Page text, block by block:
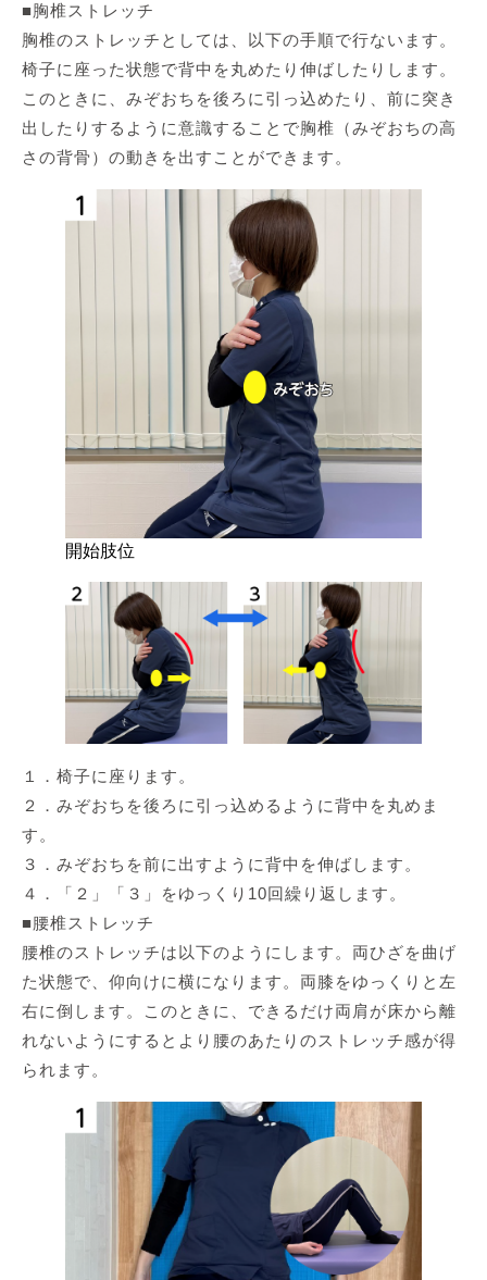
■胸椎ストレッチ
胸椎のストレッチとしては、以下の手順で行ないます。
椅子に座った状態で背中を丸めたり伸ばしたりします。
このときに、みぞおちを後ろに引っ込めたり、前に突き
出したりするように意識することで胸椎（みぞおちの高
さの背骨）の動きを出すことができます。
開始肢位
１．椅子に座ります。
２．みぞおちを後ろに引っ込めるように背中を丸めま
す。
３．みぞおちを前に出すように背中を伸ばします。
４．「２」「３」をゆっくり10回繰り返します。
■腰椎ストレッチ
腰椎のストレッチは以下のようにします。両ひざを曲げ
た状態で、仰向けに横になります。両膝をゆっくりと左
右に倒します。このときに、できるだけ両肩が床から離
れないようにするとより腰のあたりのストレッチ感が得
られます。